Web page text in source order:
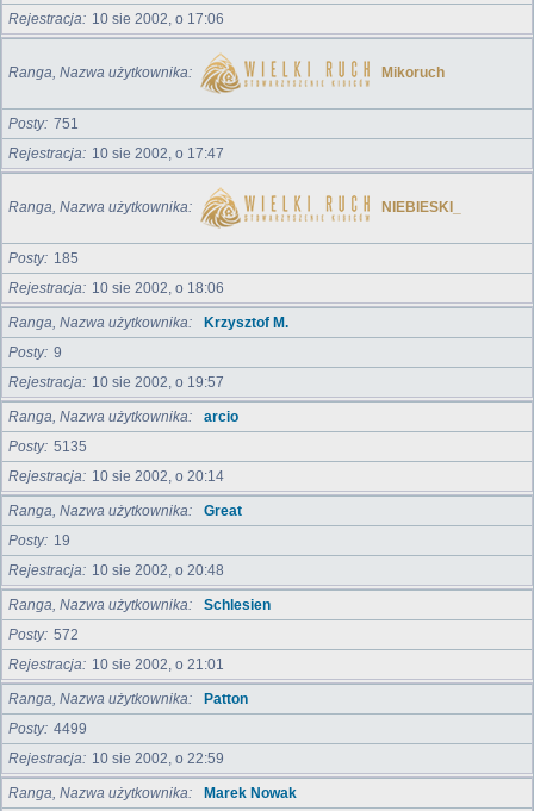
Rejestracja
10 sie 2002, o 17:06
Ranga, Nazwa użytkownika Mikoruch
Posty 751
Rejestracja
10 sie 2002, o 17:47
Ranga, Nazwa użytkownika NIEBIESKI_
Posty
185
Rejestracja
10 sie 2002, o 18:06
Ranga, Nazwa użytkownika
Krzysztof M.
Posty 9
Rejestracja
10 sie 2002, o 19:57
Ranga, Nazwa użytkownika
arcio
Posty 5135
Rejestracja
10 sie 2002, o 20:14
Ranga, Nazwa użytkownika
Great
Posty
19
Rejestracja
10 sie 2002, o 20:48
Ranga, Nazwa użytkownika
Schlesien
Posty 572
Rejestracja
10 sie 2002, o 21:01
Ranga, Nazwa użytkownika
Patton
Posty 4499
Rejestracja
10 sie 2002, o 22:59
Ranga, Nazwa użytkownika
Marek Nowak